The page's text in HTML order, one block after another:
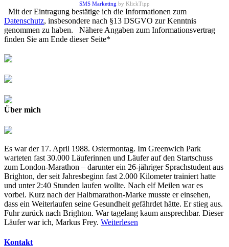
SMS Marketing by KlickTipp
Mit der Eintragung bestätige ich die Informationen zum
Datenschutz, insbesondere nach §13 DSGVO zur Kenntnis
genommen zu haben. Nähere Angaben zum Informationsvertrag
finden Sie am Ende dieser Seite*
Über mich
Es war der 17. April 1988. Ostermontag. Im Greenwich Park
warteten fast 30.000 Läuferinnen und Läufer auf den Startschuss
zum London-Marathon – darunter ein 26-jähriger Sprachstudent aus
Brighton, der seit Jahresbeginn fast 2.000 Kilometer trainiert hatte
und unter 2:40 Stunden laufen wollte. Nach elf Meilen war es
vorbei. Kurz nach der Halbmarathon-Marke musste er einsehen,
dass ein Weiterlaufen seine Gesundheit gefährdet hätte. Er stieg aus.
Fuhr zurück nach Brighton. War tagelang kaum ansprechbar. Dieser
Läufer war ich, Markus Frey. Weiterlesen
Kontakt